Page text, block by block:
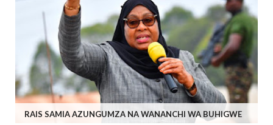
RAIS SAMIA AZUNGUMZA NA WANANCHI WA BUHIGWE